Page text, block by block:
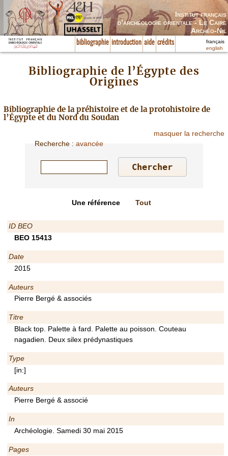
Institut français
d’archéologie orientale - Le Caire
Archéo-Nil
bibliographie introduction aide crédits
français
english
Bibliographie de l’Égypte des
Origines
Bibliographie de la préhistoire et de la protohistoire de
l’Égypte et du Nord du Soudan
masquer la recherche
Recherche :avancée
Une référence Tout
ID BEO
BEO 15413
Date
2015
Auteurs
Pierre Bergé & associés
Titre
Black top. Palette à fard. Palette au poisson. Couteau
nagadien. Deux silex prédynastiques
Type
[in:]
Auteurs
Pierre Bergé & associé
In
Archéologie. Samedi 30 mai 2015
Pages